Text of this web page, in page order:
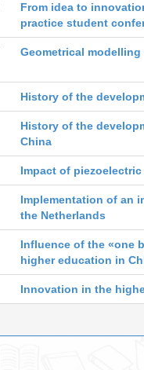
From idea to
practice student
Geometrical
History of the
History of the
China
Impact of
Implementation of an
the Netherlands
Influence of the «one
higher education in
Innovation in the